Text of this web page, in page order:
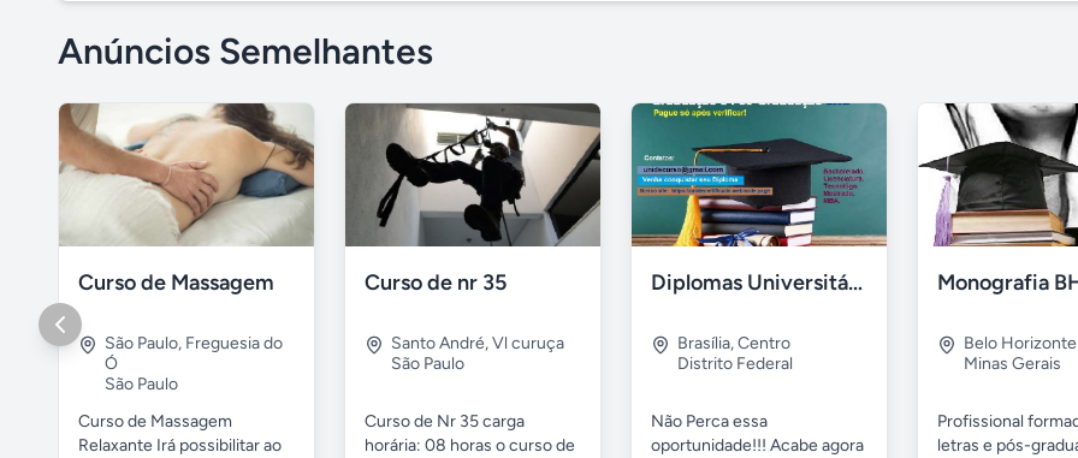
Anúncios Semelhantes
Curso de Massagem
São Paulo, Freguesia do
Ó
São Paulo
Curso de Massagem
Relaxante Irá possibilitar ao
Curso de nr 35
Santo André,Vl curuça
São Paulo
Curso de Nr 35 carga
horária: 08 horas o curso de
Diplomas Universitário EaD - Pague só após visualização
Brasília,Centro
Distrito Federal
Não Perca essa
oportunidade!!! Acabe agora
Monografia
Belo Horizonte
Minas Gerais
Profissional
letras e pós-